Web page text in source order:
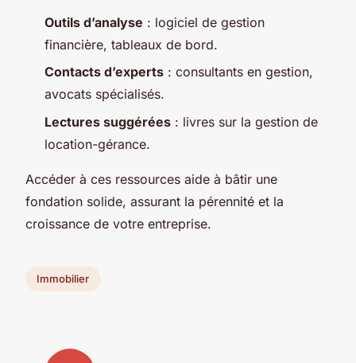
Outils d’analyse : logiciel de gestion
financière, tableaux de bord.
Contacts d’experts : consultants en gestion,
avocats spécialisés.
Lectures suggérées : livres sur la gestion de
location-gérance.
Accéder à ces ressources aide à bâtir une
fondation solide, assurant la pérennité et la
croissance de votre entreprise.
Immobilier